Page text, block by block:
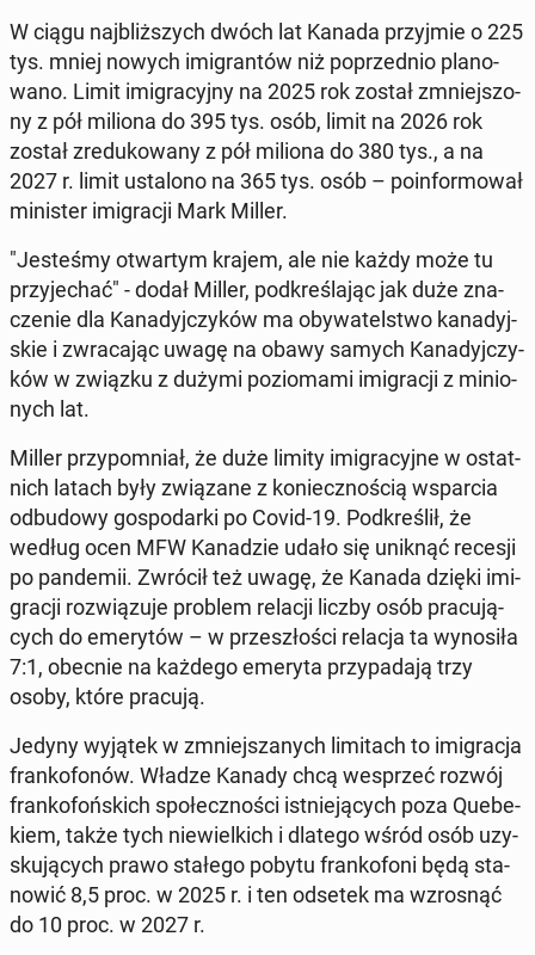
W ciągu naj­bliż­szych dwóch lat Kanada przyj­mie o 225
tys. mniej nowych imi­gran­tów niż po­przed­nio pla­no­
wa­no. Limit imi­gra­cyj­ny na 2025 rok został zmniej­szo­
ny z pół miliona do 395 tys. osób, limit na 2026 rok
został zre­du­ko­wa­ny z pół miliona do 380 tys., a na
2027 r. limit usta­lo­no na 365 tys. osób – po­in­for­mo­wał
mi­ni­ster imi­gra­cji Mark Miller.
"Je­ste­śmy otwar­tym krajem, ale nie każdy może tu
przy­je­chać" - dodał Miller, pod­kre­śla­jąc jak duże zna­
cze­nie dla Ka­na­dyj­czy­ków ma oby­wa­tel­stwo ka­na­dyj­
skie i zwra­ca­jąc uwagę na obawy samych Ka­na­dyj­czy­
ków w związku z dużymi po­zio­ma­mi imi­gra­cji z mi­nio­
nych lat.
Miller przy­po­mniał, że duże limity imi­gra­cyj­ne w ostat­
nich latach były zwią­za­ne z ko­niecz­no­ścią wspar­cia
od­bu­do­wy go­spo­dar­ki po Covid-19. Pod­kre­ślił, że
według ocen MFW Ka­na­dzie udało się uniknąć recesji
po pan­de­mii. Zwrócił też uwagę, że Kanada dzięki imi­
gra­cji roz­wią­zu­je problem relacji liczby osób pra­cu­ją­
cych do eme­ry­tów – w prze­szło­ści relacja ta wy­no­si­ła
7:1, obecnie na każdego emeryta przy­pa­da­ją trzy
osoby, które pracują.
Jedyny wyjątek w zmniej­sza­nych li­mi­tach to imi­gra­cja
fran­ko­fo­nów. Władze Kanady chcą wes­przeć rozwój
fran­ko­foń­skich spo­łecz­no­ści ist­nie­ją­cych poza Qu­ebe­
kiem, także tych nie­wiel­kich i dlatego wśród osób uzy­
sku­ją­cych prawo stałego pobytu fran­ko­fo­ni będą sta­
no­wić 8,5 proc. w 2025 r. i ten odsetek ma wzro­snąć
do 10 proc. w 2027 r.